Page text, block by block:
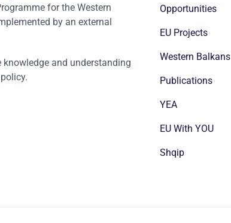
for the Western
by an external
and understanding
Opportunities
EU Projects
Western Balkans
Publications
YEA
EU With YOU
Shqip